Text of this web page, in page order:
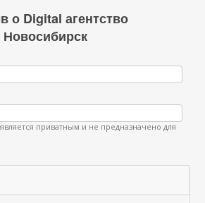
о Digital агентство
Новосибирск
приватным и не предназначено для